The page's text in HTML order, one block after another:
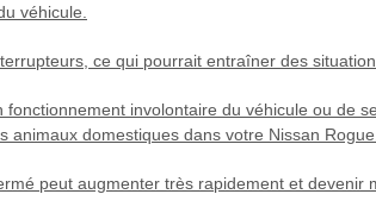
véhicule.
ce qui pourrait entraîner des
involontaire du véhicule ou de
domestiques dans votre Nissan Rogue.
peut augmenter très rapidement et devenir